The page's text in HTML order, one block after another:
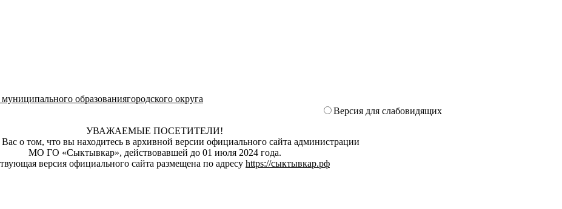
образованиягородского округа
Версия для слабовидящих
УВАЖАЕМЫЕ ПОСЕТИТЕЛИ!
о том, что вы находитесь в архивной версии официального сайта администрации
МО ГО «Сыктывкар», действовавшей до 01 июля 2024 года.
версия официального сайта размещена по адресу https://сыктывкар.рф